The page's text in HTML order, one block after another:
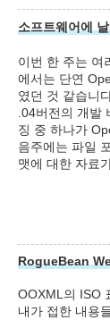
소프트웨어에
이번 한 주는 여
에서는 단연
였던 것 같습니
.04버전의 개발
징 중 하나가
음주에는 파일
맷에 대한 자료
RogueBean
OOXML의 ISO
내가 접한 내용